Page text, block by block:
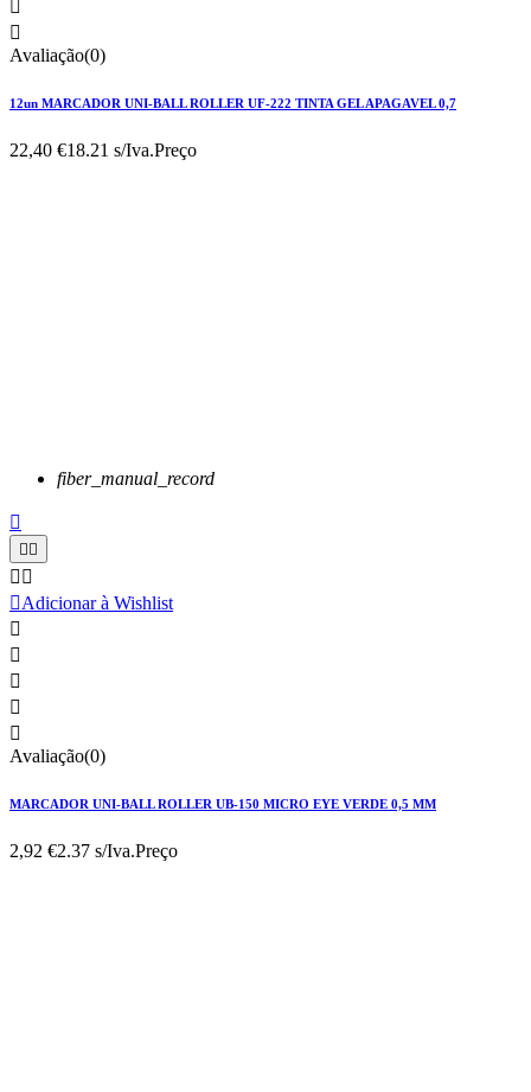


Avaliação(0)
12un MARCADOR UNI-BALL ROLLER UF-222 TINTA GEL APAGAVEL 0,7
22,40 €18.21 s/Iva.Preço
fiber_manual_record

 
 
Adicionar à Wishlist





Avaliação(0)
MARCADOR UNI-BALL ROLLER UB-150 MICRO EYE VERDE 0,5 MM
2,92 €2.37 s/Iva.Preço